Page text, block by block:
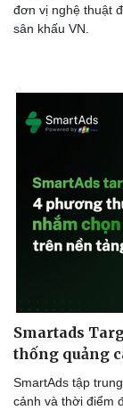
Sân khấu - Điện
đơn vị nghệ thuật
sân khấu VN.
Smartads
thống quảng
SmartAds tập
cảnh và thời điểm